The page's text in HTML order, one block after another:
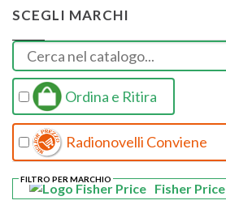
SCEGLI MARCHI
Ordina e Ritira
Radionovelli Conviene
Fisher Price
FILTRO PER MARCHIO